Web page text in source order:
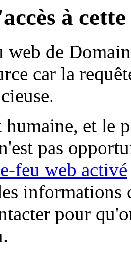
à
web de
car la
humaine, et le
pas
feu web activé
informations
pour